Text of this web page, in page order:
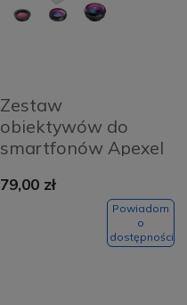
Zestaw
obiektywów do
smartfonów Apexel
79,00 zł
Powiadom
o
dostępności